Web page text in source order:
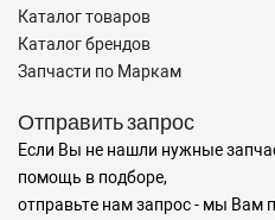
Каталог товаров
Каталог брендов
Запчасти по Маркам
Отправить запрос
Если Вы не нашли нужные
помощь в подборе,
отправьте нам запрос - мы Вам